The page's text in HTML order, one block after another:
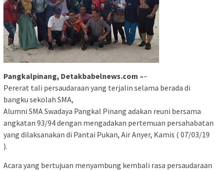
Pangkalpinang, Detakbabelnews.com ––
Pererat tali persaudaraan yang terjalin selama berada di
bangku sekolah SMA,
Alumni SMA Swadaya Pangkal Pinang adakan reuni bersama
angkatan 93/94 dengan mengadakan pertemuan persahabatan
yang dilaksanakan di Pantai Pukan, Air Anyer, Kamis ( 07/03/19
).
Acara yang bertujuan menyambung kembali rasa persaudaraan